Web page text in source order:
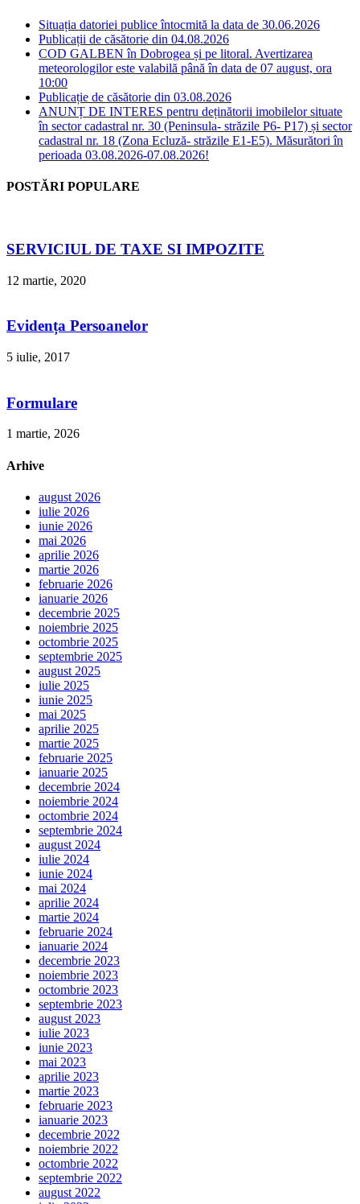
Situația datoriei publice întocmită la data de 30.06.2026
Publicații de căsătorie din 04.08.2026
COD GALBEN în Dobrogea și pe litoral. Avertizarea
meteorologilor este valabilă până în data de 07 august, ora
10:00
Publicație de căsătorie din 03.08.2026
ANUNȚ DE INTERES pentru deținătorii imobilelor situate
în sector cadastral nr. 30 (Peninsula- străzile P6- P17) și sector
cadastral nr. 18 (Zona Ecluză- străzile E1-E5). Măsurători în
perioada 03.08.2026-07.08.2026!
POSTĂRI POPULARE
SERVICIUL DE TAXE SI IMPOZITE
12 martie, 2020
Evidența Persoanelor
5 iulie, 2017
Formulare
1 martie, 2026
Arhive
august 2026
iulie 2026
iunie 2026
mai 2026
aprilie 2026
martie 2026
februarie 2026
ianuarie 2026
decembrie 2025
noiembrie 2025
octombrie 2025
septembrie 2025
august 2025
iulie 2025
iunie 2025
mai 2025
aprilie 2025
martie 2025
februarie 2025
ianuarie 2025
decembrie 2024
noiembrie 2024
octombrie 2024
septembrie 2024
august 2024
iulie 2024
iunie 2024
mai 2024
aprilie 2024
martie 2024
februarie 2024
ianuarie 2024
decembrie 2023
noiembrie 2023
octombrie 2023
septembrie 2023
august 2023
iulie 2023
iunie 2023
mai 2023
aprilie 2023
martie 2023
februarie 2023
ianuarie 2023
decembrie 2022
noiembrie 2022
octombrie 2022
septembrie 2022
august 2022